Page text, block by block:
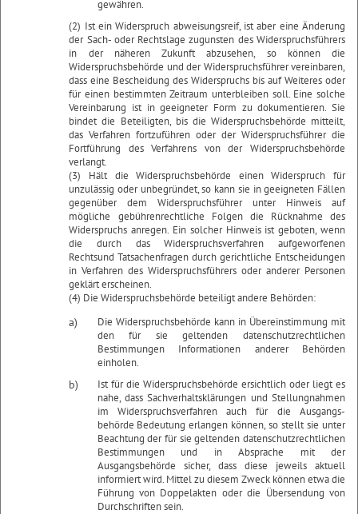
gewähren.
(2) Ist ein Widerspruch abweisungsreif, ist aber eine Änderung
der Sach- oder Rechtslage zugunsten des Widerspruchsführers
in der näheren Zukunft abzusehen, so können die
Widerspruchsbehörde und der Widerspruchsführer vereinbaren,
dass eine Bescheidung des Widerspruchs bis auf Weiteres oder
für einen bestimmten Zeitraum unterbleiben soll. Eine solche
Vereinbarung ist in geeigneter Form zu dokumentieren. Sie
bindet die Beteiligten, bis die Widerspruchsbehörde mitteilt,
das Verfahren fortzuführen oder der Widerspruchsführer die
Fortführung des Verfahrens von der Widerspruchsbehörde
verlangt.
(3) Hält die Widerspruchsbehörde einen Widerspruch für
unzulässig oder unbegründet, so kann sie in geeigneten Fällen
gegenüber dem Widerspruchsführer unter Hinweis auf
mögliche gebührenrechtliche Folgen die Rücknahme des
Widerspruchs anregen. Ein solcher Hinweis ist geboten, wenn
die durch das Widerspruchsverfahren aufgeworfenen
Rechtsund Tatsachenfragen durch gerichtliche Entscheidungen
in Verfahren des Widerspruchsführers oder anderer Personen
geklärt erscheinen.
(4) Die Widerspruchsbehörde beteiligt andere Behörden:
a)
Die Widerspruchsbehörde kann in Übereinstimmung mit
den für sie geltenden datenschutzrechtlichen
Bestimmungen Informationen anderer Behörden
einholen.
b)
Ist für die Widerspruchsbehörde ersichtlich oder liegt es
nahe, dass Sachverhaltsklärungen und Stellungnahmen
im Widerspruchsverfahren auch für die Ausgangs-
behörde Bedeutung erlangen können, so stellt sie unter
Beachtung der für sie geltenden datenschutzrechtlichen
Bestimmungen und in Absprache mit der
Ausgangsbehörde sicher, dass diese jeweils aktuell
informiert wird. Mittel zu diesem Zweck können etwa die
Führung von Doppelakten oder die Übersendung von
Durchschriften sein.